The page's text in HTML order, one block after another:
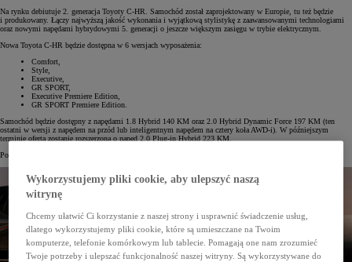
Na rynku debiutuje 2. generacja Toyoty C-HR. Samochód został zaprojektowany w Europie, tu też będzie
i produkowany. Łączy najwyższą jakość wykonania i wyjątkową stylistykę z zaawansowanymi technologiami
oraz nowymi napędami hybrydowymi 5. generacji o jeszcze większym zasięgu w trybie elektrycznym.
Nowa Toyota C-HR będzie dostępna w 6 wersjach wyposażenia:
Comfort,
Style,
Executive,
GR SPORT,
Executive Premiere Edition,
GR SPORT Premiere Edition.
Samochód będzie dostępny z napędami 1.8 Hybrid 140 KM oraz 2.0 Hybrid Dynamic Force 197 KM (ten
ostatni w wersji z napędem na przód lub inteligentnym napędem na cztery koła AWD-i). W późniejszym
terminie oferta zostanie rozszerzona o napęd 2.0 Plug-in Hybrid 223 KM.
Początek rezerwacji online nowej Toyoty C-HR zaplanowano na drugą połowę lipca.
Wykorzystujemy pliki cookie, aby ulepszyć naszą
witrynę
Chcemy ułatwić Ci korzystanie z naszej strony i usprawnić świadczenie usług,
dlatego wykorzystujemy pliki cookie, które są umieszczane na Twoim
komputerze, telefonie komórkowym lub tablecie. Pomagają one nam zrozumieć
Twoje potrzeby i ulepszać funkcjonalność naszej witryny. Są wykorzystywane do